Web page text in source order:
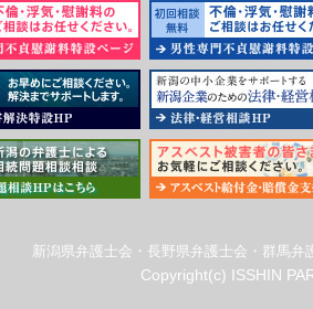
新潟県弁護士会・長野県弁護士会・群馬弁
Copyright(c) ISSHIN